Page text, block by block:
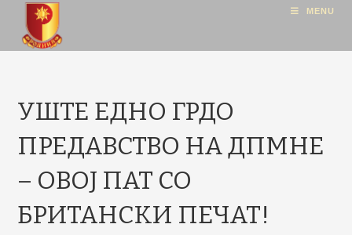
MENU
УШТЕ ЕДНО ГРДО
ПРЕДАВСТВО НА ДПМНЕ
– ОВОЈ ПАТ СО
БРИТАНСКИ ПЕЧАТ!